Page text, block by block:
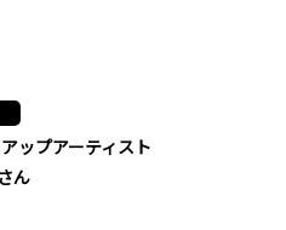
ップアーティスト
ん